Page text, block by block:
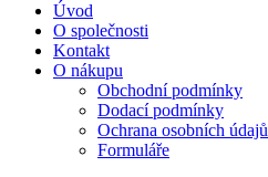
Úvod
O společnosti
Kontakt
O nákupu
Obchodní podmínky
Dodací podmínky
Ochrana osobních údajů
Formuláře